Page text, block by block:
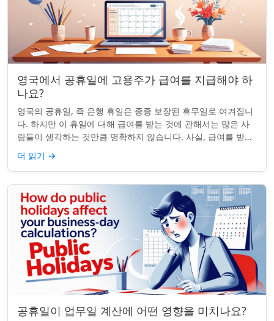
영국에서 공휴일에 고용주가 급여를 지급해야 하
나요?
영국의 공휴일, 즉 은행 휴일은 종종 보장된 휴무일로 여겨집니
다. 하지만 이 휴일에 대해 급여를 받는 것에 관해서는 많은 사
람들이 생각하는 것만큼 명확하지 않습니다. 사실, 급여를 받거
나 하루 쉬는 것이 전적으로 계...
더 읽기 →
공휴일이 업무일 계산에 어떤 영향을 미치나요?